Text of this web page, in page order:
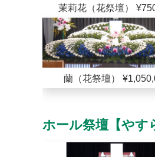
茉莉花（花祭壇）
蘭（花祭壇）
ホール祭壇【やす